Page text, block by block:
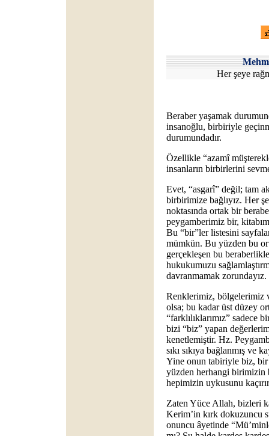
Her şeye
Beraber yaşamak
insanoğlu, birbiriyle
durumundadır.
Özellikle “azamî
insanların birbirlerini
Evet, “asgarî” değil; tam
birbirimize bağlıyız. Her
noktasında ortak bir
peygamberimiz bir,
Bu “bir”ler listesini
mümkün. Bu yüzden bu
gerçekleşen bu
hukukumuzu
davranmamak zorundayız.
Renklerimiz, bölgelerimiz
olsa; bu kadar üst düzey
“farklılıklarımız” sadece
bizi “biz” yapan
kenetlemiştir. Hz.
sıkı sıkıya bağlanmış ve
Yine onun tabiriyle biz,
yüzden herhangi birimizin
hepimizin uykusunu
Zaten Yüce Allah, bizleri
Kerim’in kırk dokuzuncu
onuncu âyetinde